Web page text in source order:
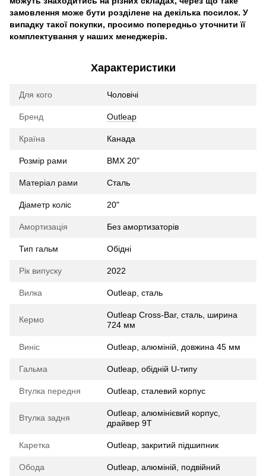
замовлення може бути розділене на декілька посилок. У
випадку такої покупки, просимо попередньо уточнити її
комплектування у наших менеджерів.
Характеристики
Для кого Чоловічі
Бренд Outleap
Країна Канада
Розмір рами BMX 20"
Матеріал рами Сталь
Діаметр коліс 20"
Амортизація Без амортизаторів
Тип гальм Обідні
Рік випуску 2022
Вилка Outleap, сталь
Кермо
Outleap Cross-Bar, сталь, ширина
724 мм
Виніс Outleap, алюміній, довжина 45 мм
Гальма Outleap, обідній U-типу
Втулка передня Outleap, сталевий корпус
Втулка задня
Outleap, алюмінієвий корпус,
драйвер 9Т
Каретка Outleap, закритий підшипник
Обода Outleap, алюміній, подвійний